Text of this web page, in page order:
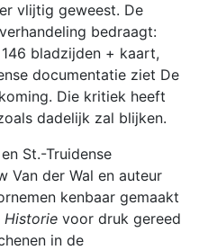
vlijtig geweest. De
bedraagt:
bladzijden + kaart,
documentatie ziet De
Die kritiek heeft
dadelijk zal blijken.
St.-Truidense
Van der Wal en auteur
kenbaar gemaakt
Historie voor druk gereed
in de